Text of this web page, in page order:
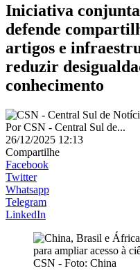
Iniciativa
defende
artigos e
reduzir
conhecimento
PorCSN - Central Sul de...
26/12/2025 12:13
Compartilhe
Facebook
Twitter
Whatsapp
Telegram
LinkedIn
CSN - Foto: China